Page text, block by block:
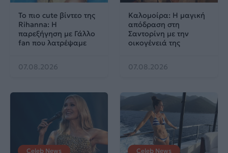
Το πιο cute βίντεο της
Rihanna: Η
παρεξήγηση με Γάλλο
fan που λατρέψαμε
07.08.2026
Καλομοίρα: Η μαγική
απόδραση στη
Σαντορίνη με την
οικογένειά της
07.08.2026
Celeb News Celeb News